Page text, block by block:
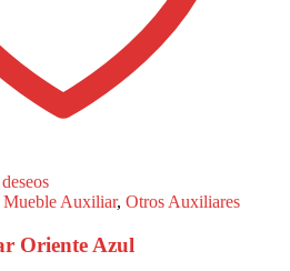
Mueble Auxiliar,Otros Auxiliares
Oriente Azul